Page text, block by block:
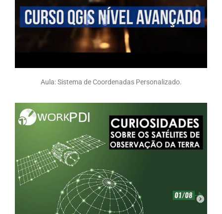
Aula: Sistema de Coordenadas Personalizado.